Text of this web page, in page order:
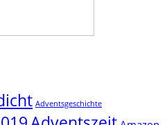
Adventsgeschichte